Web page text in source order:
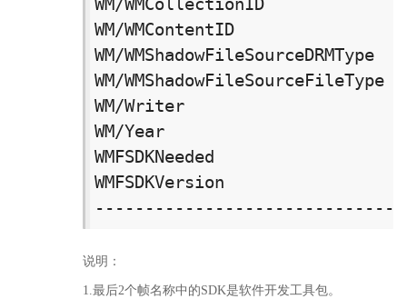
WM/WMCollectionID　　　　　　　
WM/WMContentID　　　　　　　　　
WM/WMShadowFileSourceDRMType
WM/WMShadowFileSourceFileType
WM/Writer　　　　　　　　　　　
WM/Year　　　　　　　　　　　　　
WMFSDKNeeded　　　　　　　　　　
WMFSDKVersion　　　　　　　　　
说明：
1.最后2个帧名称中的SDK是软件开发工具包。